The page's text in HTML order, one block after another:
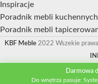
Inspiracje
Poradnik mebli kuchennych
Poradnik mebli
KBF Meble 2022 Wszekie
Darmowa
Do wnętrza pasuje: